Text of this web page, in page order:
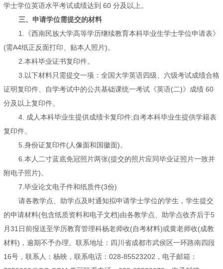
学士学位英语水平考试成绩达到 60 分及以上。
三、申请学位需提交的材料
1.《西南民族大学高等学历继续教育本科毕业生学士学位申请表》
(需A4纸正反面打印、贴本人照片)。
2.本科毕业证书复印件。
3.以下材料只需提交一项：全国大学英语四级、六级考试成绩合格
证明复印件、自学考试中的公共基础课统一考试《英语(二)》成绩 60
分及以上复印件。
4. 成人本科毕业生提供成绩卡复印件;自考本科毕业生提供学籍表
复印件。
5.身份证复印件(人像面和国徽面)。
6.本人二寸蓝底免冠照片两张(提交的照片应同毕业证照片一致并
附电子照片)。
7.毕业论文电子件和纸质件(3份)
请各教学点、助学点及时通知拟申请学士学位的学生，学生提交
的申请材料(包含纸质资料和电子文档)由各教学点、助学点收齐后于5
月31日前报送至学历教育管理科杨老师收(自考材料)或黄老师收(成教
材料)，逾期不予办理。联系地址：四川省成都市武侯区一环路南四段
16号，联系人：杨映，联系电话：028-85523202，电子邮箱：